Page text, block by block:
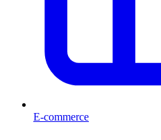
E-commerce